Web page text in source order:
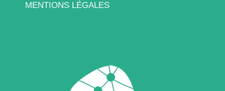
MENTIONS LÉGALES